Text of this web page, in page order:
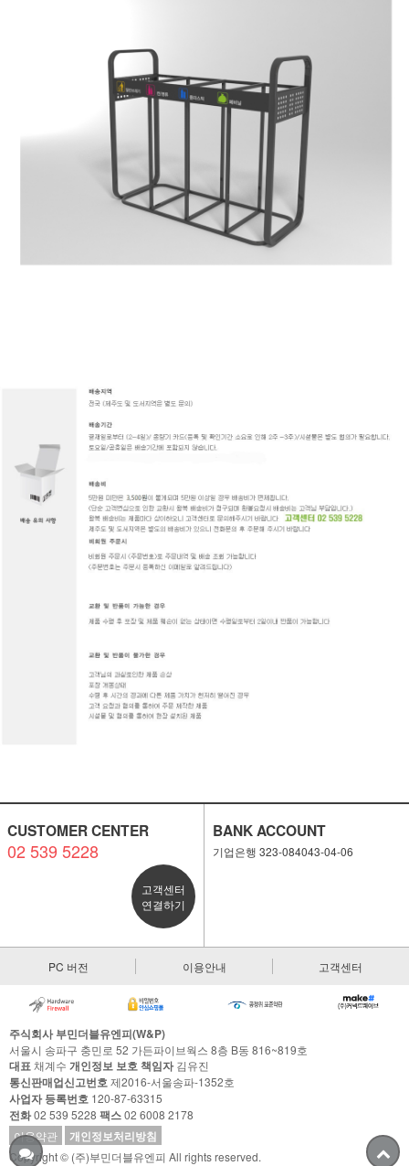
CUSTOMER CENTER
02 539 5228
고객센터
연결하기
BANK ACCOUNT
기업은행 323-084043-04-06
PC 버전 이용안내 고객센터
주식회사 부민더블유엔피(W&P)
서울시 송파구 충민로 52 가든파이브웍스 8층 B동 816~819호
대표채계수 개인정보 보호 책임자김유진
통신판매업신고번호제2016-서울송파-1352호
사업자 등록번호 120-87-63315
전화02 539 5228 팩스02 6008 2178
이용약관
개인정보처리방침
Copyright © (주)부민더블유엔피 All rights reserved.